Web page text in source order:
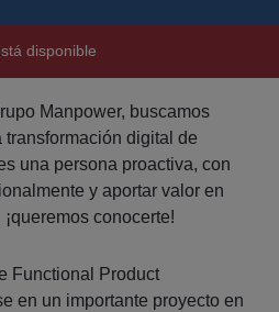
disponible
Manpower, buscamos
digital de
una persona proactiva, con
y aportar valor en
conocerte!
Functional Product
en un importante proyecto en